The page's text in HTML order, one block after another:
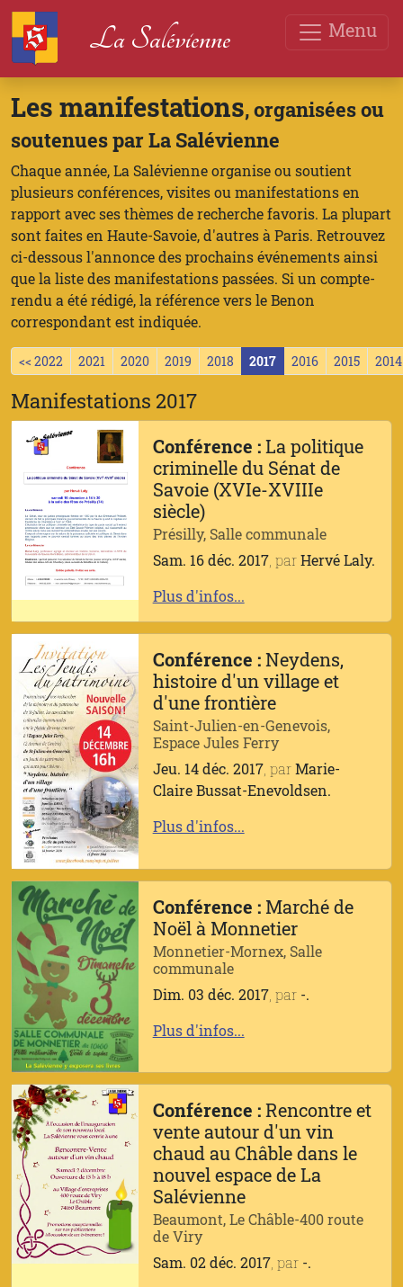
Menu
La Salévienne
Les manifestations, organisées ou
soutenues par La Salévienne
Chaque année, La Salévienne organise ou soutient
plusieurs conférences, visites ou manifestations en
rapport avec ses thèmes de recherche favoris. La plupart
sont faites en Haute-Savoie, d'autres à Paris. Retrouvez
ci-dessous l'annonce des prochains événements ainsi
que la liste des manifestations passées. Si un compte-
rendu a été rédigé, la référence vers le Benon
correspondant est indiquée.
<< 2022 2021 2020 2019 2018 2017 2016 2015 2014
Manifestations 2017
Conférence :La politique
criminelle du Sénat de
Savoie (XVIe-XVIIIe
siècle)
Présilly, Salle communale
Sam. 16 déc. 2017, parHervé Laly.
Plus d'infos...
Conférence :Neydens,
histoire d'un village et
d'une frontière
Saint-Julien-en-Genevois,
Espace Jules Ferry
Jeu. 14 déc. 2017, parMarie-
Claire Bussat-Enevoldsen.
Plus d'infos...
Conférence :Marché de
Noël à Monnetier
Monnetier-Mornex, Salle
communale
Dim. 03 déc. 2017, par -.
Plus d'infos...
Conférence :Rencontre et
vente autour d'un vin
chaud au Châble dans le
nouvel espace de La
Salévienne
Beaumont, Le Châble-400 route
de Viry
Sam. 02 déc. 2017, par -.